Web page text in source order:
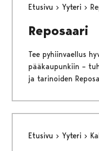
Etusivu Yyteri
Reposaari
Tee pyhiinvaellus
pääkaupunkiin –
ja tarinoiden
Etusivu Yyteri